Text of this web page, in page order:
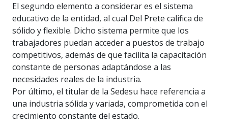
El segundo elemento a considerar es el sistema
educativo de la entidad, al cual Del Prete califica de
sólido y flexible. Dicho sistema permite que los
trabajadores puedan acceder a puestos de trabajo
competitivos, además de que facilita la capacitación
constante de personas adaptándose a las
necesidades reales de la industria.
Por último, el titular de la Sedesu hace referencia a
una industria sólida y variada, comprometida con el
crecimiento constante del estado.